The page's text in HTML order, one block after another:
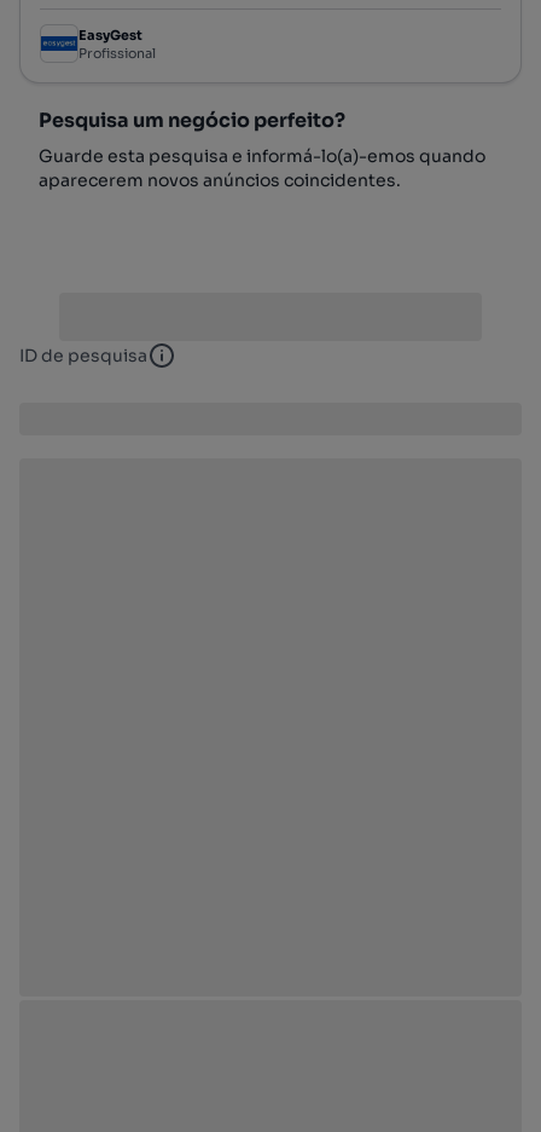
EasyGest
Profissional
Pesquisa um negócio perfeito?
Guarde esta pesquisa e informá-lo(a)-emos quando
aparecerem novos anúncios coincidentes.
ID de pesquisa ID de pesquisa